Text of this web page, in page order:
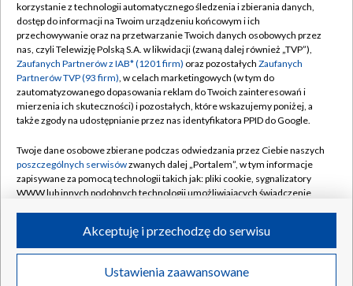
TVP
Abonament TVP
Emisja w TVP
Centrum informacji TVP
Naziemna Telewizja Cyfrowa
Rada Programowa
System NOS
Informacje o nadawcy
Program dla prasy
Regulamin TVP
Polityka prywatności
Moje zgody
Pomoc
Kontakt
Kanały
©2026 Telewizja Polska S.A. w likwidacji
korzystanie z technologii automatycznego śledzenia i zbierania danych,
dostęp do informacji na Twoim urządzeniu końcowym i ich
przechowywanie oraz na przetwarzanie Twoich danych osobowych przez
nas, czyli Telewizję Polską S.A. w likwidacji (zwaną dalej również „TVP”),
Zaufanych Partnerów z IAB* (1201 firm) oraz pozostałych Zaufanych
Partnerów TVP (93 firm), w celach marketingowych (w tym do
zautomatyzowanego dopasowania reklam do Twoich zainteresowań i
mierzenia ich skuteczności) i pozostałych, które wskazujemy poniżej, a
także zgody na udostępnianie przez nas identyfikatora PPID do Google.
Twoje dane osobowe zbierane podczas odwiedzania przez Ciebie naszych
poszczególnych serwisówzwanych dalej „Portalem”, w tym informacje
zapisywane za pomocą technologii takich jak: pliki cookie, sygnalizatory
WWW lub innych podobnych technologii umożliwiających świadczenie
ruchu w Internecie.
Twoje dane osobowe zbierane podczas odwiedzania przez Ciebie
poszczególnych serwisówna Portalu, takie jak adresy IP, identyfikatory
Ustawienia zaawansowane
Akceptuję i przechodzę do serwisu